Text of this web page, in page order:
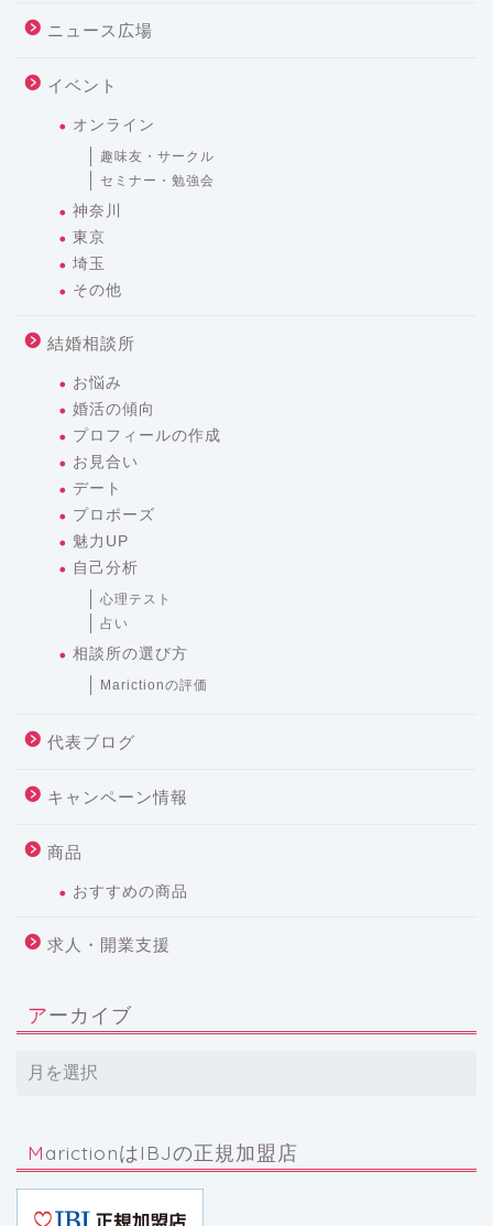
ニュース広場
イベント
オンライン
趣味友・サークル
セミナー・勉強会
神奈川
東京
埼玉
その他
結婚相談所
お悩み
婚活の傾向
プロフィールの作成
お見合い
デート
プロポーズ
魅力UP
自己分析
心理テスト
占い
相談所の選び方
Marictionの評価
代表ブログ
キャンペーン情報
商品
おすすめの商品
求人・開業支援
アーカイブ
MarictionはIBJの正規加盟店